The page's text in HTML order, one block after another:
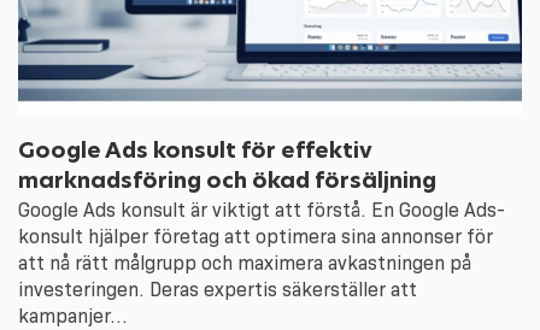
Google Ads konsult för effektiv
marknadsföring och ökad försäljning
Google Ads konsult är viktigt att förstå. En Google Ads-
konsult hjälper företag att optimera sina annonser för
att nå rätt målgrupp och maximera avkastningen på
investeringen. Deras expertis säkerställer att
kampanjer…